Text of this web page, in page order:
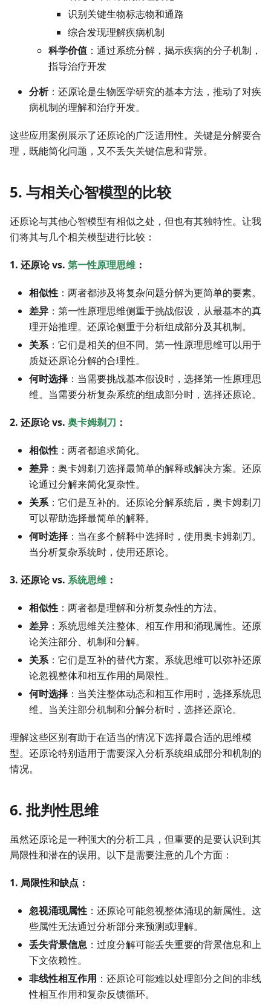
识别关键生物标志物和通路
综合发现理解疾病机制
科学价值 ：通过系统分解，揭示疾病的分子机制，
指导治疗开发
分析：还原论是生物医学研究的基本方法，推动了对疾
病机制的理解和治疗开发。
这些应用案例展示了还原论的广泛适用性。关键是分解要合
理，既能简化问题，又不丢失关键信息和背景。
5. 与相关心智模型的比较
还原论与其他心智模型有相似之处，但也有其独特性。让我
们将其与几个相关模型进行比较：
1. 还原论 vs. 第一性原理思维 ：
相似性 ：两者都涉及将复杂问题分解为更简单的要素。
差异 ：第一性原理思维侧重于挑战假设，从最基本的真
理开始推理。还原论侧重于分析组成部分及其机制。
关系：它们是相关的但不同。第一性原理思维可以用于
质疑还原论分解的合理性。
何时选择 ：当需要挑战基本假设时，选择第一性原理思
维。当需要分析复杂系统的组成部分时，选择还原论。
2. 还原论 vs. 奥卡姆剃刀 ：
相似性 ：两者都追求简化。
差异 ：奥卡姆剃刀选择最简单的解释或解决方案。还原
论通过分解来简化复杂性。
关系：它们是互补的。还原论分解系统后，奥卡姆剃刀
可以帮助选择最简单的解释。
何时选择 ：当在多个解释中选择时，使用奥卡姆剃刀。
当分析复杂系统时，使用还原论。
3. 还原论 vs. 系统思维 ：
相似性 ：两者都是理解和分析复杂性的方法。
差异 ：系统思维关注整体、相互作用和涌现属性。还原
论关注部分、机制和分解。
关系：它们是互补的替代方案。系统思维可以弥补还原
论忽视整体和相互作用的局限性。
何时选择 ：当关注整体动态和相互作用时，选择系统思
维。当关注部分机制和分解分析时，选择还原论。
理解这些区别有助于在适当的情况下选择最合适的思维模
型。还原论特别适用于需要深入分析系统组成部分和机制的
情况。
6. 批判性思维
虽然还原论是一种强大的分析工具，但重要的是要认识到其
局限性和潜在的误用。以下是需要注意的几个方面：
1. 局限性和缺点：
忽视涌现属性 ：还原论可能忽视整体涌现的新属性。这
些属性无法通过分析部分来预测或理解。
丢失背景信息 ：过度分解可能丢失重要的背景信息和上
下文依赖性。
非线性相互作用 ：还原论可能难以处理部分之间的非线
性相互作用和复杂反馈循环。